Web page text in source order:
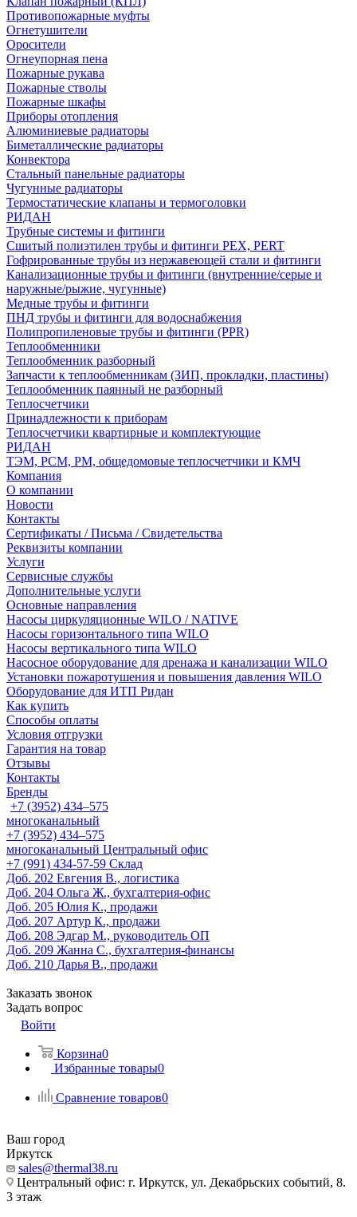
Противопожарные муфты
Огнетушители
Оросители
Огнеупорная пена
Пожарные рукава
Пожарные стволы
Пожарные шкафы
Приборы отопления
Алюминиевые радиаторы
Биметаллические радиаторы
Конвектора
Стальный панельные радиаторы
Чугунные радиаторы
Термостатические клапаны и термоголовки
РИДАН
Трубные системы и фитинги
Сшитый полиэтилен трубы и фитинги PEX, PERT
Гофрированные трубы из нержавеющей стали и фитинги
Канализационные трубы и фитинги (внутренние/серые и
наружные/рыжие, чугунные)
Медные трубы и фитинги
ПНД трубы и фитинги для водоснабжения
Полипропиленовые трубы и фитинги (PPR)
Теплообменники
Теплообменник разборный
Запчасти к теплообменникам (ЗИП, прокладки, пластины)
Теплообменник паянный не разборный
Теплосчетчики
Принадлежности к приборам
Теплосчетчики квартирные и комплектующие
РИДАН
ТЭМ, РСМ, РМ, общедомовые теплосчетчики и КМЧ
Компания
О компании
Новости
Контакты
Сертификаты / Письма / Свидетельства
Реквизиты компании
Услуги
Сервисные службы
Дополнительные услуги
Основные направления
Насосы циркуляционные WILO / NATIVE
Насосы горизонтального типа WILO
Насосы вертикального типа WILO
Насосное оборудование для дренажа и канализации WILO
Установки пожаротушения и повышения давления WILO
Оборудование для ИТП Ридан
Как купить
Способы оплаты
Условия отгрузки
Гарантия на товар
Отзывы
Контакты
Бренды
+7 (3952) 434‒575
многоканальный
+7 (3952) 434‒575
многоканальный Центральный офис
‎+7 (991) 434-57-59 Склад
Доб. 202 Евгения В., логистика
Доб. 204 Ольга Ж., бухгалтерия-офис
Доб. 205 Юлия К., продажи
Доб. 207 Артур К., продажи
Доб. 208 Эдгар М., руководитель ОП
Доб. 209 Жанна С., бухгалтерия-финансы
Доб. 210 Дарья В., продажи
Заказать звонок
Задать вопрос
Войти
Корзина0
Избранные товары0
Сравнение товаров0
Ваш город
Иркутск
sales@thermal38.ru
Центральный офис: г. Иркутск, ул. Декабрьских событий, 8.
3 этаж